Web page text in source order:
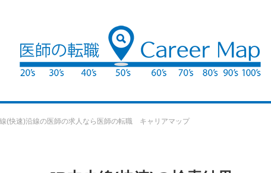
(快速)沿線の医師の求人なら医師の転職 キャリアマップ